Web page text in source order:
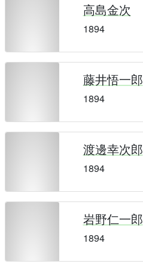
高島金次
1894
藤井悟一郎
1894
渡邊幸次郎
1894
岩野仁一郎
1894